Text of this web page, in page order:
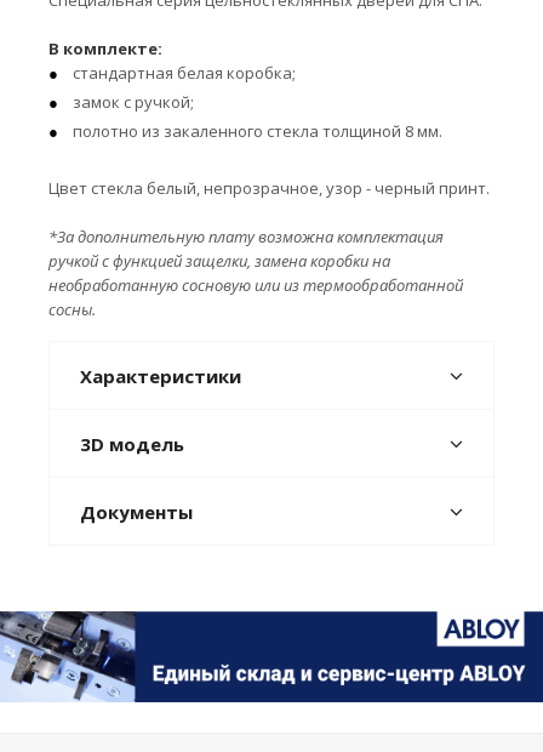
В комплекте:
стандартная белая коробка;
замок с ручкой;
полотно из закаленного стекла толщиной 8 мм.
Цвет стекла белый, непрозрачное, узор - черный принт.
*За дополнительную плату возможна комплектация
ручкой с функцией защелки, замена коробки на
необработанную сосновую или из термообработанной
сосны.
Характеристики
3D модель
Документы